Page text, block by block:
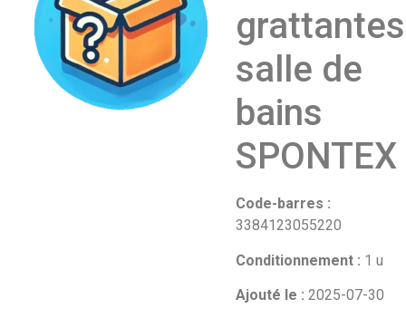
grattantes
salle de
bains
SPONTEX
Code-barres :
3384123055220
Conditionnement : 1 u
Ajouté le : 2025-07-30